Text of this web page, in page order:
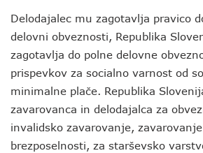
Delodajalec mu zagotavlja pravico
delovni obveznosti, Republika
zagotavlja do polne delovne
prispevkov za socialno varnost od
minimalne plače. Republika
zavarovanca in delodajalca za
invalidsko zavarovanje,
brezposelnosti, za starševsko